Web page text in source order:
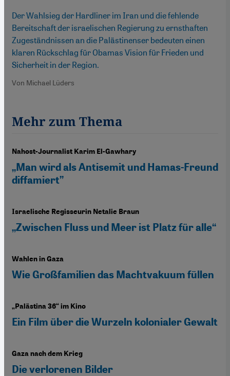
Der Wahlsieg der Hardliner im Iran und die fehlende
Bereitschaft der israelischen Regierung zu ernsthaften
Zugeständnissen an die Palästinenser bedeuten einen
klaren Rückschlag für Obamas Vision für Frieden und
Sicherheit in der Region.
Von Michael Lüders
Mehr zum Thema
Nahost-Journalist Karim El-Gawhary
„Man wird als Antisemit und Hamas-Freund
diffamiert”
Israelische Regisseurin Netalie Braun
„Zwischen Fluss und Meer ist Platz für alle“
Wahlen in Gaza
Wie Großfamilien das Machtvakuum füllen
„Palästina 36“ im Kino
Ein Film über die Wurzeln kolonialer Gewalt
Gaza nach dem Krieg
Die verlorenen Bilder